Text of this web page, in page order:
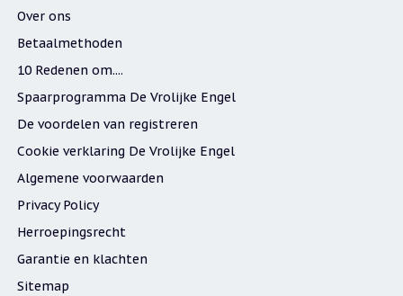
Over ons
Betaalmethoden
10 Redenen om....
Spaarprogramma De Vrolijke Engel
De voordelen van registreren
Cookie verklaring De Vrolijke Engel
Algemene voorwaarden
Privacy Policy
Herroepingsrecht
Garantie en klachten
Sitemap